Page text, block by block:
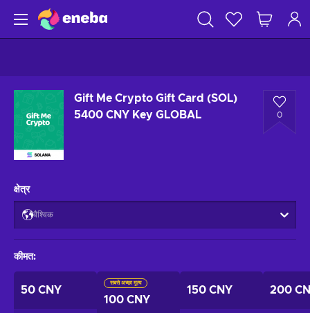
Gift Me Crypto Gift Card (SOL)
5400 CNY Key GLOBAL
0
क्षेत्र
वैश्विक
कीमत:
50 CNY
सबसे अच्छा मूल्य
100 CNY
150 CNY 200